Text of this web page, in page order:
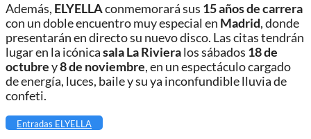
Además, ELYELLAconmemorará sus 15 años de carrera
con un doble encuentro muy especial en Madrid, donde
presentarán en directo su nuevo disco. Las citas tendrán
lugar en la icónicasala La Rivieralos sábados 18 de
octubrey8 de noviembre, en un espectáculo cargado
de energía, luces, baile y su ya inconfundible lluvia de
confeti.
Entradas ELYELLA